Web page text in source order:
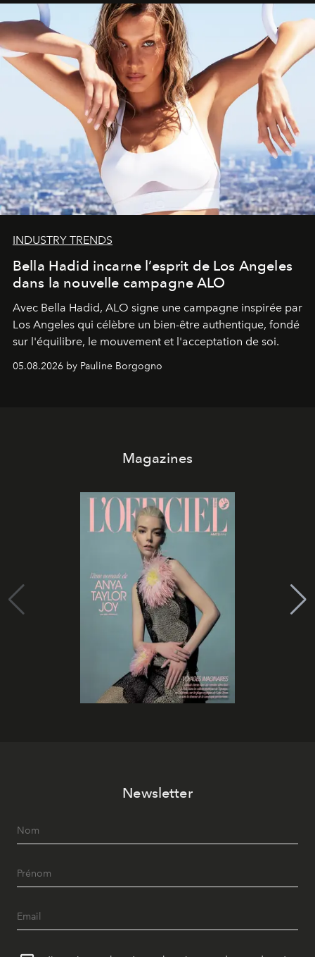
INDUSTRY TRENDS
Bella Hadid incarne l’esprit de Los Angeles
dans la nouvelle campagne ALO
Avec Bella Hadid, ALO signe une campagne inspirée par
Los Angeles qui célèbre un bien-être authentique, fondé
sur l'équilibre, le mouvement et l'acceptation de soi.
05.08.2026 by Pauline Borgogno
Magazines
Newsletter